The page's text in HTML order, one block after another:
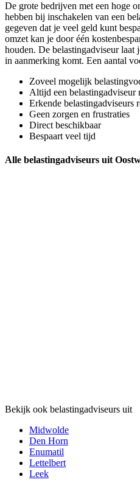
De grote bedrijven met een hoge
hebben bij inschakelen van een
gegeven dat je veel geld kunt
omzet kan je door één
houden. De belastingadviseur
in aanmerking komt. Een aantal
Zoveel mogelijk
Altijd een belastingadviseur
Erkende belastingadviseurs
Geen zorgen en frustraties
Direct beschikbaar
Bespaart veel tijd
Alle belastingadviseurs uit
Bekijk ook belastingadviseurs uit
Midwolde
Den Horn
Enumatil
Lettelbert
Leek